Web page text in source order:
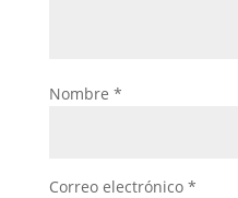
Nombre *
Correo electrónico *